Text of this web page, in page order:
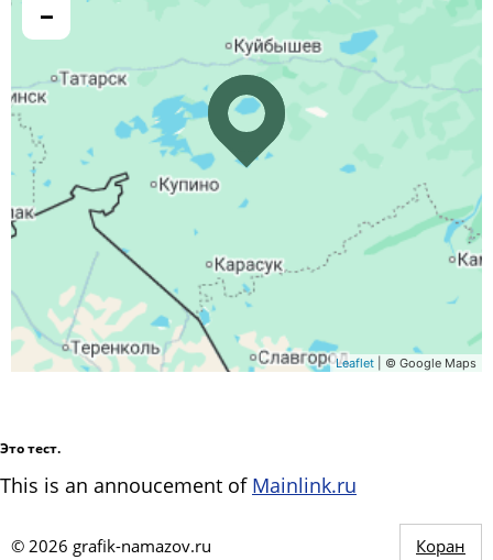
−
Leaflet | © Google Maps
Это тест.
This is an annoucement of Mainlink.ru
© 2026 grafik-namazov.ru Коран